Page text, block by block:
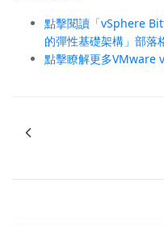
點擊閱讀「vSphere
的彈性基礎架構」部落
點擊瞭解更多VMware